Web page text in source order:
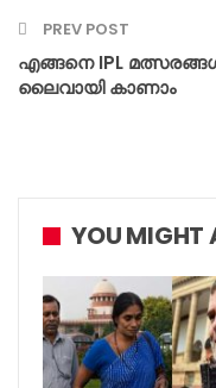
PREV POST
എങ്ങനെ IPL
ലൈവായി കാണാം
YOU MIGHT